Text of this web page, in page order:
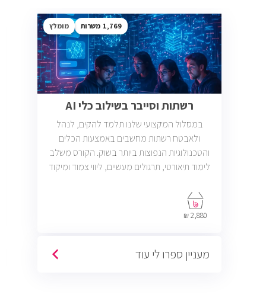
1,769 מומלץ
רשתות וסייבר בשילוב כלי AI
במסלול המקצועי שלנו תלמד להקים, לנהל
ולאבטח רשתות מחשבים באמצעות הכלים
והטכנולוגיות הנפוצות ביותר בשוק. הקורס משלב
לימוד תיאורטי, תרגולים מעשיים, ליווי צמוד ומיקוד
2,880 ₪
מעניין ספרו לי עוד